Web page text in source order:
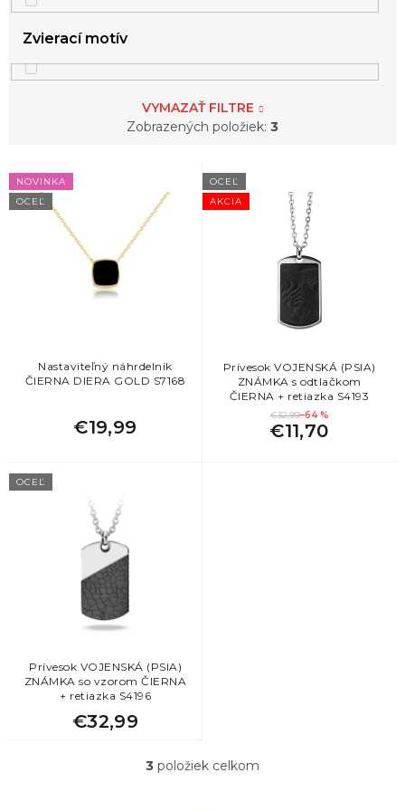
Zvierací motív
VYMAZAŤ FILTRE
Zobrazených položiek: 3
V
ý
p
NOVINKA
OCEĽ
Nastaviteľný náhrdelník
ČIERNA DIERA GOLD S7168
€19,99
AKCIA
OCEĽ
Prívesok VOJENSKÁ (PSIA)
ZNÁMKA s odtlačkom
ČIERNA + retiazka S4193
€32,99–64 %
€11,70
OCEĽ
Prívesok VOJENSKÁ (PSIA)
ZNÁMKA so vzorom ČIERNA
+ retiazka S4196
€32,99
O
3 položiek celkom